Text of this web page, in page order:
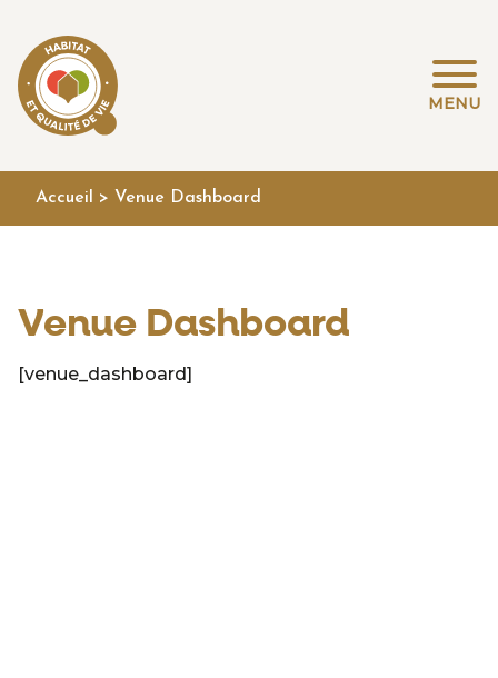
MENU
Accueil > Venue Dashboard
Venue Dashboard
[venue_dashboard]